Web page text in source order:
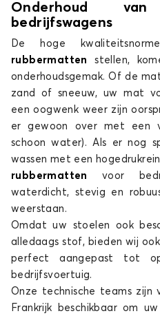
Onderhoud
bedrijfswagens
De hoge
rubbermatten
stellen,
onderhoudsgemak. Of de
zand of sneeuw, uw mat
een oogwenk weer zijn
er gewoon over met een
schoon water). Als er nog
wassen met een
rubbermatten
voor
waterdicht, stevig en
weerstaan.
Omdat uw stoelen ook
alledaags stof, bieden wij
perfect aangepast tot
bedrijfsvoertuig.
Onze technische teams
Frankrijk beschikbaar om